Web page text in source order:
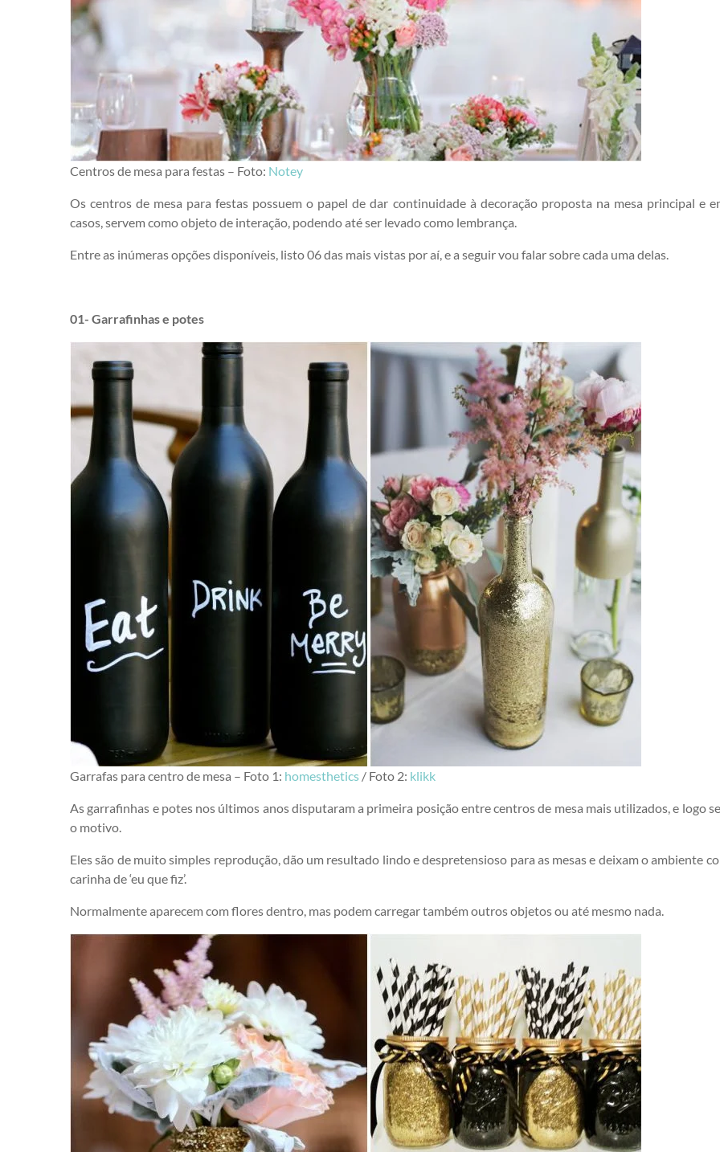
Centros de mesa para festas – Foto: Notey
Os centros de mesa para festas possuem o papel de dar continuidade à decoração proposta na mesa principal e
casos, servem como objeto de interação, podendo até ser levado como lembrança.
Entre as inúmeras opções disponíveis, listo 06 das mais vistas por aí, e a seguir vou falar sobre cada uma delas.
01- Garrafinhas e potes
Garrafas para centro de mesa – Foto 1: homesthetics / Foto 2: klikk
As garrafinhas e potes nos últimos anos disputaram a primeira posição entre centros de mesa mais utilizados, e logo
o motivo.
Eles são de muito simples reprodução, dão um resultado lindo e despretensioso para as mesas e deixam o ambiente
carinha de ‘eu que fiz’.
Normalmente aparecem com flores dentro, mas podem carregar também outros objetos ou até mesmo nada.